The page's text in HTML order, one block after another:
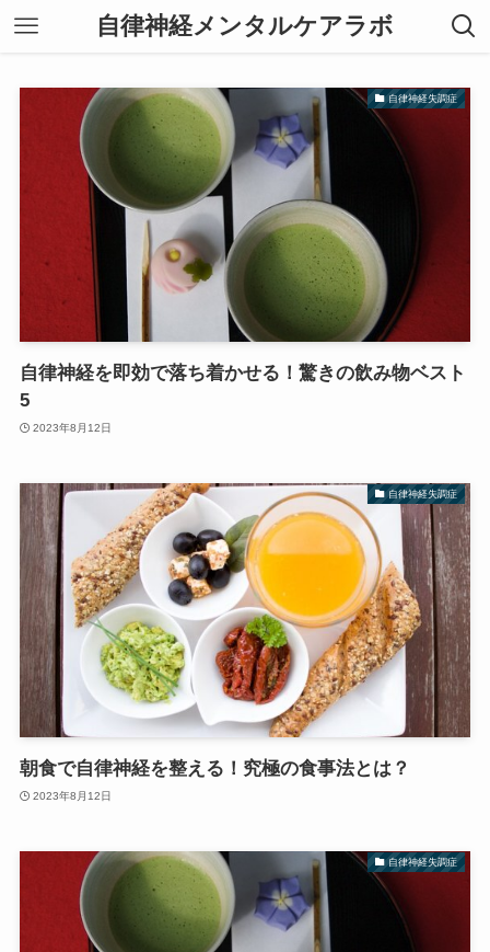
自律神経メンタルケアラボ
自律神経失調症
自律神経を即効で落ち着かせる！驚きの飲み物ベスト
5
2023年8月12日
自律神経失調症
朝食で自律神経を整える！究極の食事法とは？
2023年8月12日
自律神経失調症